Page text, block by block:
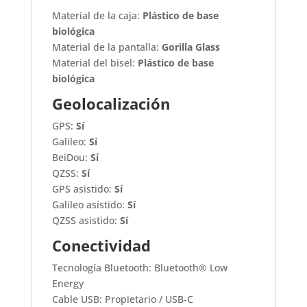
Material de la caja: Plástico de base
biológica
Material de la pantalla: Gorilla Glass
Material del bisel: Plástico de base
biológica
Geolocalización
GPS: Sí
Galileo: Sí
BeiDou: Sí
QZSS: Sí
GPS asistido: Sí
Galileo asistido: Sí
QZSS asistido: Sí
Conectividad
Tecnología Bluetooth: Bluetooth® Low
Energy
Cable USB: Propietario / USB-C